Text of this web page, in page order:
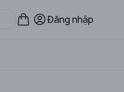
Đăng nhập